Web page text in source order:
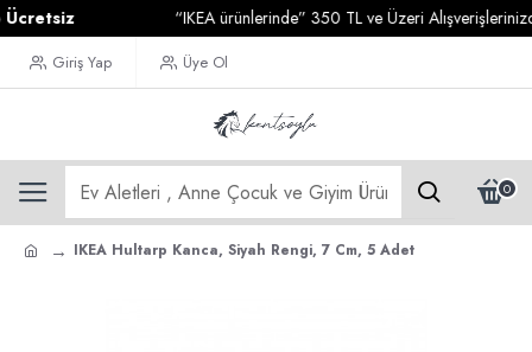
“IKEA ürünlerinde” 350 TL ve Üzeri Alışverişlerinizde
Giriş Yap Üye Ol
0
IKEA Hultarp Kanca, Siyah Rengi, 7 Cm, 5 Adet